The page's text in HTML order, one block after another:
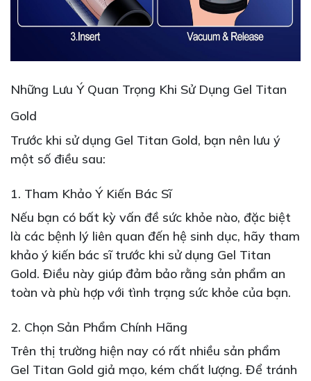
Những Lưu Ý Quan Trọng Khi Sử Dụng Gel Titan
Gold
Trước khi sử dụng Gel Titan Gold, bạn nên lưu ý
một số điều sau:
1. Tham Khảo Ý Kiến Bác Sĩ
Nếu bạn có bất kỳ vấn đề sức khỏe nào, đặc biệt
là các bệnh lý liên quan đến hệ sinh dục, hãy tham
khảo ý kiến bác sĩ trước khi sử dụng Gel Titan
Gold. Điều này giúp đảm bảo rằng sản phẩm an
toàn và phù hợp với tình trạng sức khỏe của bạn.
2. Chọn Sản Phẩm Chính Hãng
Trên thị trường hiện nay có rất nhiều sản phẩm
Gel Titan Gold giả mạo, kém chất lượng. Để tránh